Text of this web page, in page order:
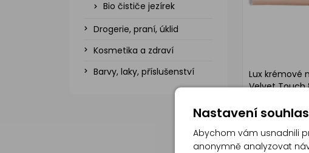
Bio čističe jezírek
Drogerie, praní, úklid
Kosmetika a zdraví
Barvy, laky, příslušenství
Lux krémové
Velvet Touch
Nastavení
Abychom vám usnadnili
anonymně analyzovat